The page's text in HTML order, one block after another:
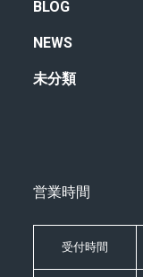
BLOG
NEWS
未分類
営業時間
受付時間